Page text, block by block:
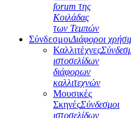
forum της
Κοιλάδας
των Τεμπών
ΣύνδεσμοιΔιάφοροι
Καλλιτέχνες
ιστοσελίδων
διάφορων
καλλιτεχνών
Μουσικές
ΣκηνέςΣύνδεσμοι
ιστοσελίδων